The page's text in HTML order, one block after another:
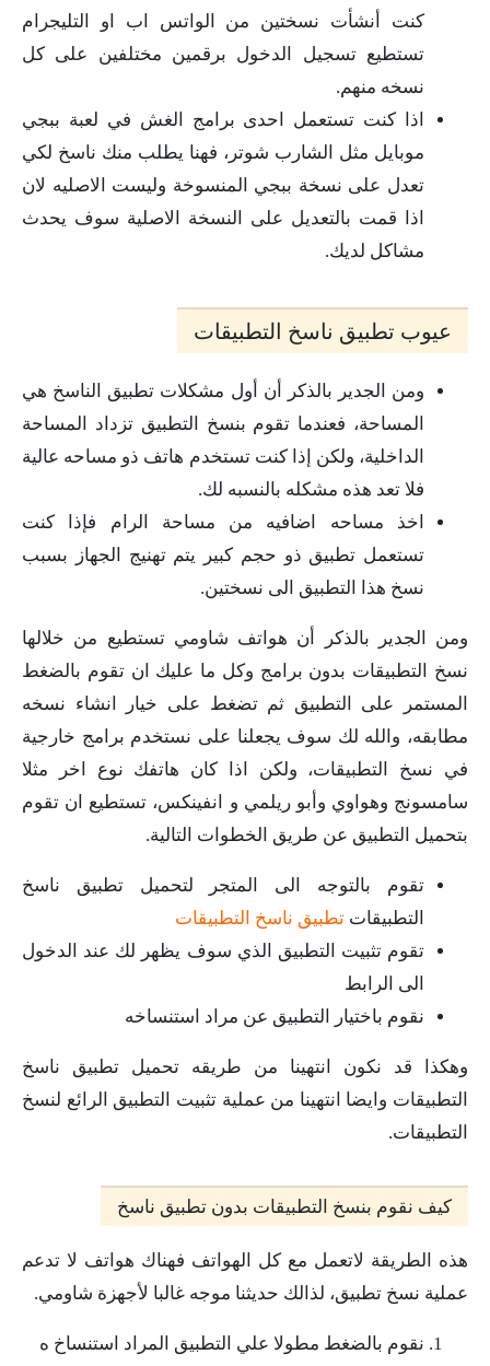
كنت أنشأت نسختين من الواتس اب او التليجرام
تستطيع تسجيل الدخول برقمين مختلفين على كل
نسخه منهم.
اذا كنت تستعمل احدى برامج الغش في لعبة ببجي
موبايل مثل الشارب شوتر، فهنا يطلب منك ناسخ لكي
تعدل على نسخة ببجي المنسوخة وليست الاصليه لان
اذا قمت بالتعديل على النسخة الاصلية سوف يحدث
مشاكل لديك.
عيوب تطبيق ناسخ التطبيقات
ومن الجدير بالذكر أن أول مشكلات تطبيق الناسخ هي
المساحة، فعندما تقوم بنسخ التطبيق تزداد المساحة
الداخلية، ولكن إذا كنت تستخدم هاتف ذو مساحه عالية
فلا تعد هذه مشكله بالنسبه لك.
اخذ مساحه اضافيه من مساحة الرام فإذا كنت
تستعمل تطبيق ذو حجم كبير يتم تهنيج الجهاز بسبب
نسخ هذا التطبيق الى نسختين.
ومن الجدير بالذكر أن هواتف شاومي تستطيع من خلالها
نسخ التطبيقات بدون برامج وكل ما عليك ان تقوم بالضغط
المستمر على التطبيق ثم تضغط على خيار انشاء نسخه
مطابقه، والله لك سوف يجعلنا على نستخدم برامج خارجية
في نسخ التطبيقات، ولكن اذا كان هاتفك نوع اخر مثلا
سامسونج وهواوي وأبو ريلمي و انفينكس، تستطيع ان تقوم
بتحميل التطبيق عن طريق الخطوات التالية.
تقوم بالتوجه الى المتجر لتحميل تطبيق ناسخ
التطبيقات تطبيق ناسخ التطبيقات
تقوم تثبيت التطبيق الذي سوف يظهر لك عند الدخول
الى الرابط
نقوم باختيار التطبيق عن مراد استنساخه
وهكذا قد نكون انتهينا من طريقه تحميل تطبيق ناسخ
التطبيقات وايضا انتهينا من عملية تثبيت التطبيق الرائع لنسخ
التطبيقات.
كيف نقوم بنسخ التطبيقات بدون تطبيق ناسخ
هذه الطريقة لاتعمل مع كل الهواتف فهناك هواتف لا تدعم
عملية نسخ تطبيق، لذالك حديثنا موجه غالبا لأجهزة شاومي.
نقوم بالضغط مطولا علي التطبيق المراد استنساخ ه